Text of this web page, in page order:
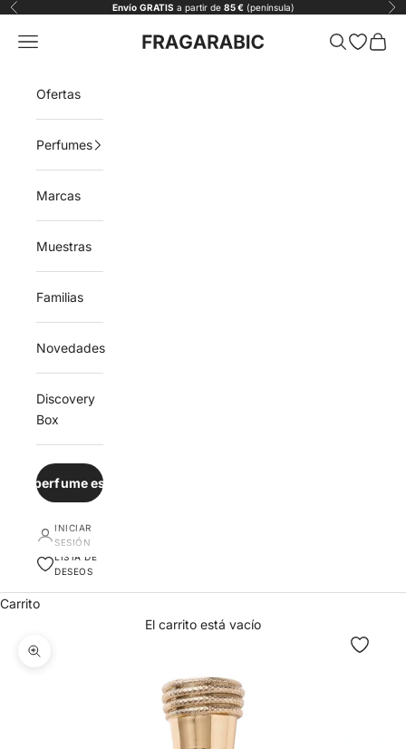
Ir al contenido
Anterior Envío GRATIS a partir de 85 €(península)
Fragarabic
Menú Buscar
AbrirCarrito
Ofertas
Perfumes
Marcas
Muestras
Familias
Novedades
Discovery
Box
perfume es para ti?
INICIAR
SESIÓN
LISTA DE
DESEOS
Carrito
El carrito está vacío
Zoom